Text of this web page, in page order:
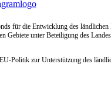
für die Entwicklung des ländlichen
Gebiete unter Beteiligung des
Politik zur Unterstützung des